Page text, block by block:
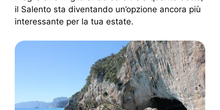
il Salento sta diventando un’opzione ancora più
interessante per la tua estate.